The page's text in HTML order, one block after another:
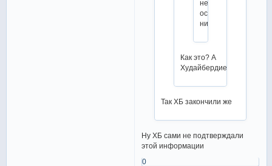
не
осталось
никого
Как это? А
Худайбердиева?
Так ХБ закончили же
Ну ХБ сами не подтверждали
этой информации
0